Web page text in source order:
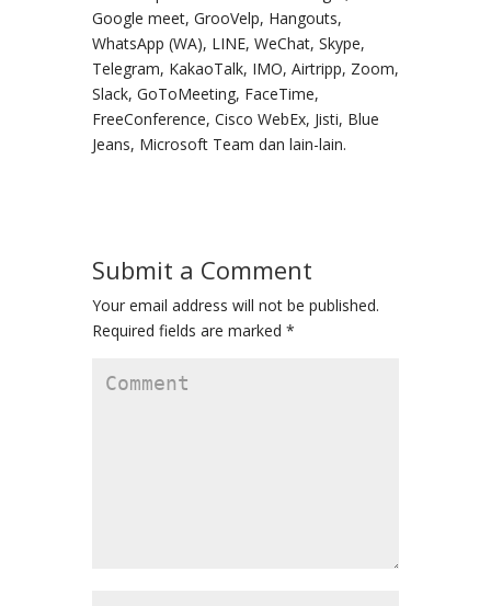
Google meet, GrooVelp, Hangouts,
WhatsApp (WA), LINE, WeChat, Skype,
Telegram, KakaoTalk, IMO, Airtripp, Zoom,
Slack, GoToMeeting, FaceTime,
FreeConference, Cisco WebEx, Jisti, Blue
Jeans, Microsoft Team dan lain-lain.
Submit a Comment
Your email address will not be published.
Required fields are marked *